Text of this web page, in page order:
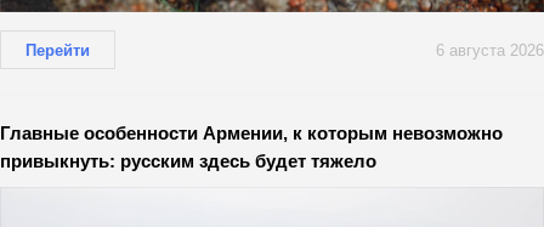
Перейти 6 августа 2026
Главные особенности Армении, к которым невозможно
привыкнуть: русским здесь будет тяжело